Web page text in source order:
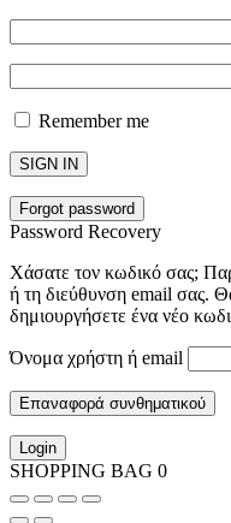
Remember me
SIGN IN
Forgot password
Password Recovery
Χάσατε τον κωδικό σας;
ή τη διεύθυνση email σας.
δημιουργήσετε ένα νέο
Όνομα χρήστη ή email
Επαναφορά συνθηματικού
Login
SHOPPING BAG 0